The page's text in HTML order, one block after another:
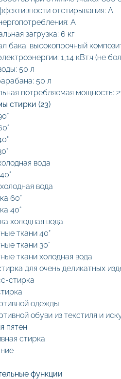
отстирывания: A
A
загрузка: 6 кг
бака: высокопрочный
1,14 кВт.ч (не
50 л
50 л
потребляемая мощность:
стирки (23)
90°
вода
вода
60°
40°
холодная вода
ткани 40°
ткани 30°
ткани холодная вода
для очень деликатных
стирка
одежды
обуви из текстиля и
пятен
стирка
функции